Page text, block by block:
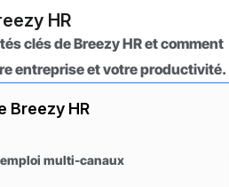
HR
clés de Breezy HR et comment
entreprise et votre productivité.
Breezy HR
multi-canaux